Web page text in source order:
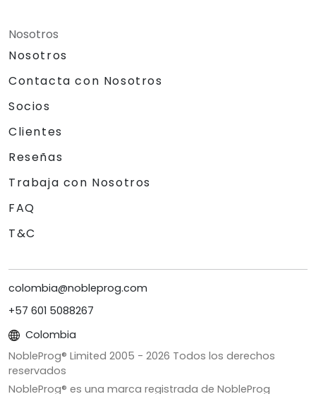
Nosotros
Nosotros
Contacta con Nosotros
Socios
Clientes
Reseñas
Trabaja con Nosotros
FAQ
T&C
colombia@nobleprog.com
+57 601 5088267
Colombia
NobleProg® Limited 2005 - 2026 Todos los derechos
reservados
NobleProg® es una marca registrada de NobleProg